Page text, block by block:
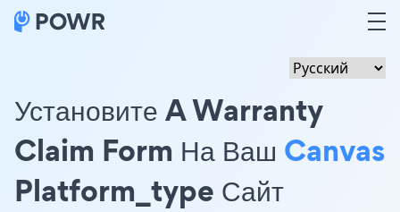
Установите A Warranty
Claim Form На Ваш Canvas
Platform_type Сайт